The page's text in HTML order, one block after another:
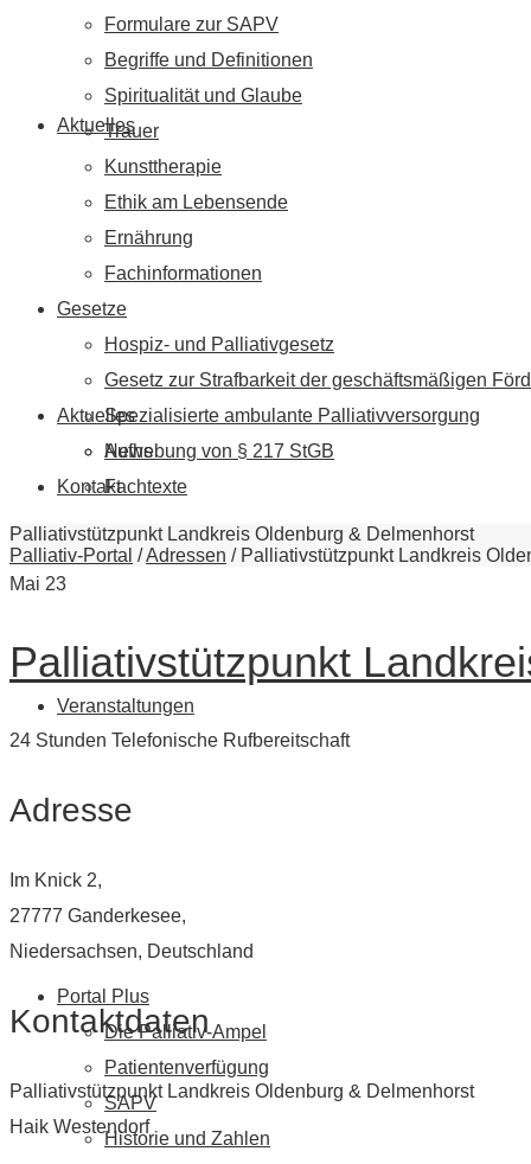
Aktuelles
Aktuelles
News
Fachtexte
Veranstaltungen
Portal Plus
Die Palliativ-Ampel
Patientenverfügung
SAPV
Historie und Zahlen
Formulare zur SAPV
Begriffe und Definitionen
Spiritualität und Glaube
Trauer
Kunsttherapie
Ethik am Lebensende
Ernährung
Fachinformationen
Gesetze
Hospiz- und Palliativgesetz
Gesetz zur Strafbarkeit der geschäftsmäßigen
Spezialisierte ambulante Palliativversorgung
Aufhebung von § 217 StGB
Kontakt
Palliativstützpunkt Landkreis Oldenburg & Delmenhorst
Palliativ-Portal /Adressen / Palliativstützpunkt Landkreis
Mai 23
Palliativstützpunkt
24 Stunden Telefonische Rufbereitschaft
Adresse
Im Knick 2,
27777 Ganderkesee,
Niedersachsen, Deutschland
Kontaktdaten
Palliativstützpunkt Landkreis Oldenburg & Delmenhorst
Haik Westendorf